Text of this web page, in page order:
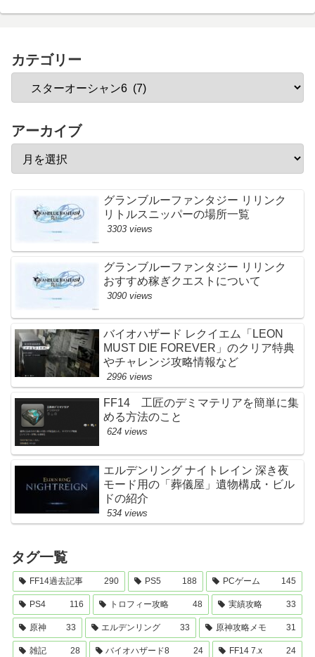
カテゴリー
アーカイブ
グランブルーファンタジー リリンク
リトルスニッパーの場所一覧
3303 views
グランブルーファンタジー リリンク
おすすめ稼ぎクエストについて
3090 views
バイオハザード レクイエム「LEON
MUST DIE FOREVER」のクリア特典
やチャレンジ攻略情報など
2996 views
FF14 工匠のデミマテリアを簡単に集
める方法のこと
624 views
エルデンリング ナイトレイン 深き夜
モード用の「葬儀屋」遺物構成・ビル
ドの紹介
534 views
タグ一覧
FF14過去記事 290 PS5 188 PCゲーム 145
PS4 116 トロフィー攻略 48 実績攻略 33
原神 33 エルデンリング 33 原神攻略メモ 31
雑記 28 バイオハザード8 24 FF14 7.x 24